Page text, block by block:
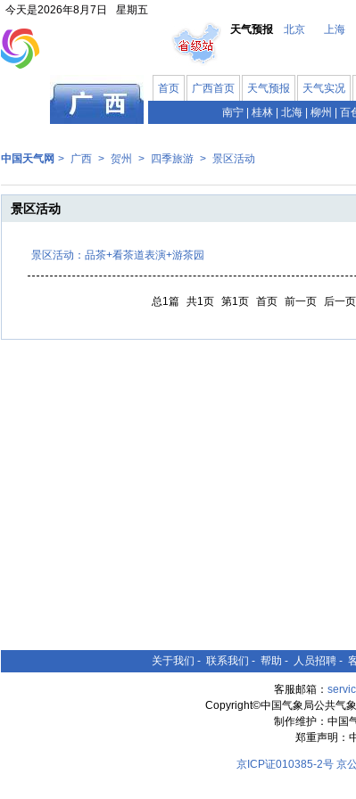
今天是2026年8月7日 星期五
天气预报
北京 上海
首页 广西首页 天气预报 天气实况
南宁
桂林 北海 柳州 百
中国天气网 > 广西 > 贺州 > 四季旅游 > 景区活动
景区活动
景区活动：品茶+看茶道表演+游茶园
总1篇 共1页 第1页 首页 前一页 后一页
关于我们 - 联系我们 - 帮助 - 人员招聘 -
客服邮箱：
Copyright©中国气象局公共气
制作维护：中国
郑重声明：
京ICP证010385-2号 京